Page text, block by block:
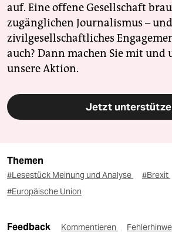
auf. Eine offene Gesellschaft
zugänglichen Journalismus – und
zivilgesellschaftliches
auch? Dann machen Sie mit und
unsere Aktion.
Jetzt
Themen
#Lesestück Meinung und Analyse #Brexit
#Europäische Union
Feedback Kommentieren